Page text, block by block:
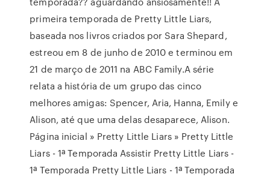
primeira temporada de Pretty Little Liars,
baseada nos livros criados por Sara Shepard,
estreou em 8 de junho de 2010 e terminou em
21 de março de 2011 na ABC Family.A série
relata a história de um grupo das cinco
melhores amigas: Spencer, Aria, Hanna, Emily e
Alison, até que uma delas desaparece, Alison.
Página inicial » Pretty Little Liars » Pretty Little
Liars - 1ª Temporada Assistir Pretty Little Liars -
1ª Temporada Pretty Little Liars - 1ª Temporada